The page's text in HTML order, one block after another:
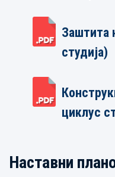
Заштита
студија)
циклус
Наставни